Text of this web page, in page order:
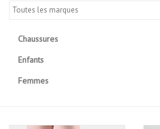
ENFANTS
Chaussures
Enfants
Femmes